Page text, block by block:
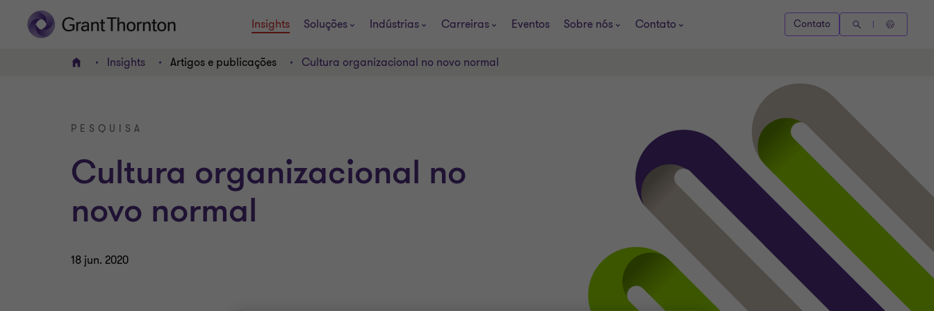
Insights Soluções Indústrias Carreiras Eventos Sobre nós Contato Contato
HOME Insights Artigos e publicações Cultura organizacional no novo normal
PESQUISA
Cultura organizacional no
novo normal
18 jun. 2020